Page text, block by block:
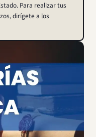
Para realizar tus
dirígete a los